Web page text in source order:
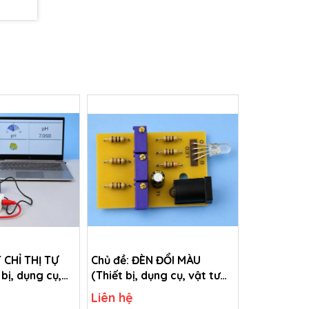
CHỈ THỊ TỰ
dụng cụ,
Chủ đề: ĐÈN ĐỔI MÀU
(Thiết bị, dụng cụ, vật tư
tiêu hao chủ đề Đèn đổi
màu - lớp 9)
Liên hệ